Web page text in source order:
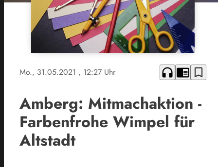
Mo., 31.05.2021 , 12:27 Uhr headphones chrome_reader_mode bookmark_border
Amberg: Mitmachaktion -
Farbenfrohe Wimpel für
Altstadt